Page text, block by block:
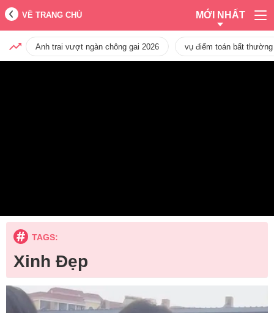
VỀ TRANG CHỦ MỚI NHẤT
Anh trai vượt ngàn chông gai 2026 vụ điểm toán bất
TAGS:
Xinh Đẹp